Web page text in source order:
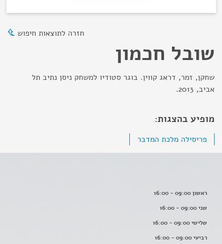
חזרה לתוצאות חיפוש
שובל חכמון
שחקן, זמר, דראג קווין. בוגר סטודיו למשחק ניסן נתיב תל
אביב, 2013.
מופיע בהצגות:
פריסילה מלכת המדבר
ראשון 09:00 - 16:00
שני 09:00 - 16:00
שלישי 09:00 - 16:00
רביעי 09:00 - 16:00